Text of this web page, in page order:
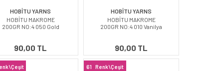
HOBİTU YARNS
HOBİTU MAKROME
200GR NO:4 050 Gold
90,00 TL
HOBİTU YARNS
HOBİTU MAKROME
200GR NO:4 010 Vanilya
90,00 TL
61 Renk\Çeşit